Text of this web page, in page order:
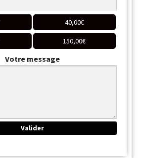
40,00€
150,00€
Votre message